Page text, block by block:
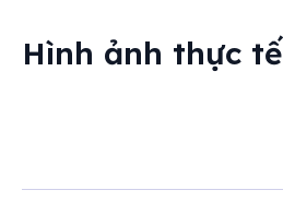
Hình ảnh thực tế